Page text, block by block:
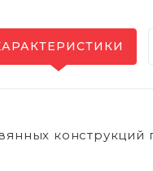
конструкций